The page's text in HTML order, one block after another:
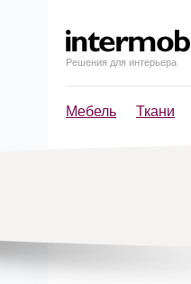
Решения для интерьера
Мебель Ткани